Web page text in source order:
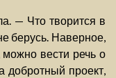
— Что творится в
берусь. Наверное,
вести речь о
добротный проект,